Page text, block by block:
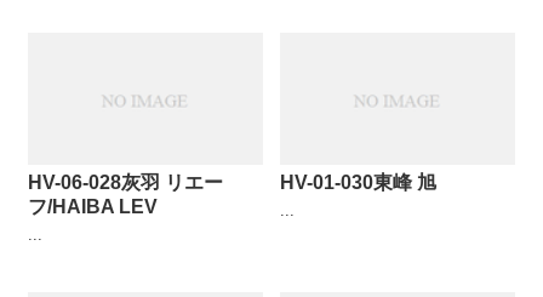
HV-06-028灰羽 リエー
フ/HAIBA LEV
HV-01-030東峰 旭